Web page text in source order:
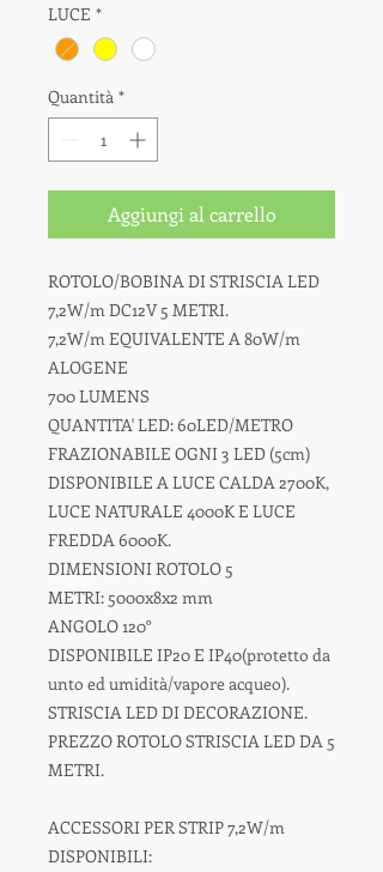
LUCE *
Quantità *
Aggiungi al carrello
ROTOLO/BOBINA DI STRISCIA LED
7,2W/m DC12V 5 METRI.
7,2W/m EQUIVALENTE A 80W/m
ALOGENE
700 LUMENS
QUANTITA' LED: 60LED/METRO
FRAZIONABILE OGNI 3 LED (5cm)
DISPONIBILE A LUCE CALDA 2700K,
LUCE NATURALE 4000K E LUCE
FREDDA 6000K.
DIMENSIONI ROTOLO 5
METRI: 5000x8x2 mm
ANGOLO 120°
DISPONIBILE IP20 E IP40(protetto da
unto ed umidità/vapore acqueo).
STRISCIA LED DI DECORAZIONE.
PREZZO ROTOLO STRISCIA LED DA 5
METRI.
ACCESSORI PER STRIP 7,2W/m
DISPONIBILI: